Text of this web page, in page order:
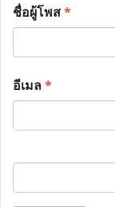
ชื่อผู้โพส*
อีเมล*